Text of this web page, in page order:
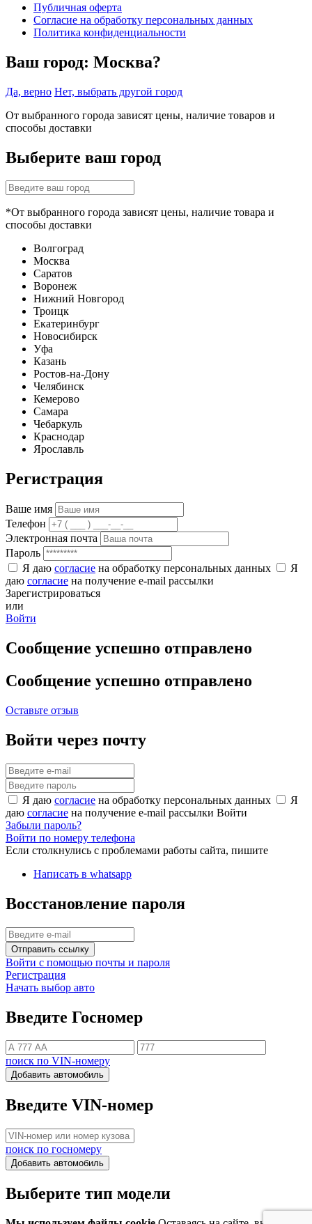
Публичная оферта
Согласие на обработку персональных данных
Политика конфиденциальности
Ваш город: Москва?
Да, верно Нет, выбрать другой город
От выбранного города зависят цены, наличие товаров и
способы доставки
Выберите ваш город
*От выбранного города зависят цены, наличие товара и
способы доставки
Волгоград
Москва
Саратов
Воронеж
Нижний Новгород
Троицк
Екатеринбург
Новосибирск
Уфа
Казань
Ростов-на-Дону
Челябинск
Кемерово
Самара
Чебаркуль
Краснодар
Ярославль
Регистрация
Ваше имя
Телефон
Электронная почта
Пароль
Я даю согласие на обработку персональных данных
Я
даю согласие на получение e-mail рассылки
Зарегистрироваться
или
Войти
Сообщение успешно отправлено
Сообщение успешно отправлено
Оставьте отзыв
Войти через почту
Я даю согласие на обработку персональных данных
Я
даю согласие на получение e-mail рассылки Войти
Забыли пароль?
Войти по номеру телефона
Если столкнулись с проблемами работы сайта, пишите
Написать в whatsapp
Восстановление пароля
Отправить ссылку
Войти с помощью почты и пароля
Регистрация
Начать выбор авто
Введите Госномер
поиск по VIN-номеру
Добавить автомобиль
Введите VIN-номер
поиск по госномеру
Добавить автомобиль
Выберите тип модели